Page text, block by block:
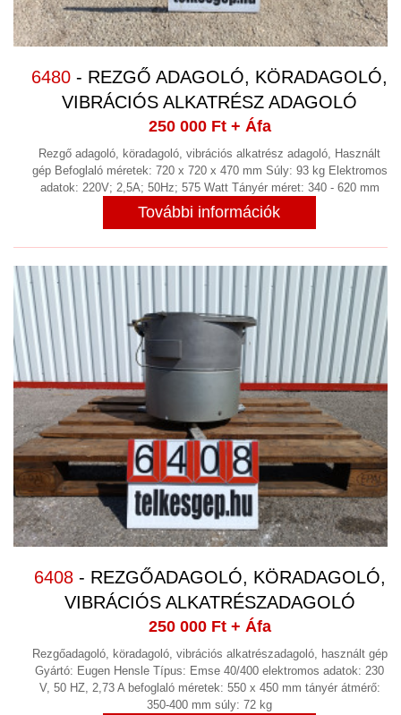
6480 - REZGŐ ADAGOLÓ, KÖRADAGOLÓ,
VIBRÁCIÓS ALKATRÉSZ ADAGOLÓ
250 000 Ft+ Áfa
Rezgő adagoló, köradagoló, vibrációs alkatrész adagoló, Használt
gép Befoglaló méretek: 720 x 720 x 470 mm Súly: 93 kg Elektromos
adatok: 220V; 2,5A; 50Hz; 575 Watt Tányér méret: 340 - 620 mm
További információk
6408- REZGŐADAGOLÓ, KÖRADAGOLÓ,
VIBRÁCIÓS ALKATRÉSZADAGOLÓ
250 000 Ft+ Áfa
Rezgőadagoló, köradagoló, vibrációs alkatrészadagoló, használt gép
Gyártó: Eugen Hensle Típus: Emse 40/400 elektromos adatok: 230
V, 50 HZ, 2,73 A befoglaló méretek: 550 x 450 mm tányér átmérő:
350-400 mm súly: 72 kg